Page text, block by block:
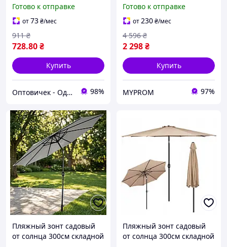
Чёрный Хіт продажу!
Готово к отправке
от73₴/мес
728.80₴
911 ₴
Купить
Оптовичек - Одесса 98%
Усиленный садовый
солнцезащитный зонт
для отдыха Зонт с
треногой
Готово к отправке
от230₴/мес
2 298₴
4 596 ₴
Купить
MYPROM 97%
Пляжный зонт садовый
от солнца 300см складной
Пляжный зонт садовый
от солнца 300см складной